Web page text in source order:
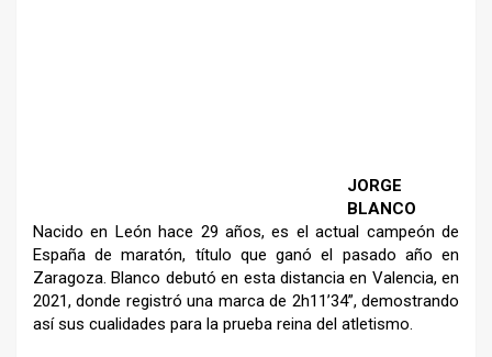
JORGE
BLANCO
Nacido en León hace 29 años, es elactual campeón de
España de maratón, título que ganó el pasado año en
Zaragoza. Blanco debutó en esta distancia en Valencia, en
2021, donde registró una marca de 2h11’34”,demostrando
así sus cualidades para la prueba reina del atletismo.